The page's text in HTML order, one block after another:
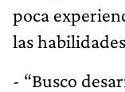
poca
las
- “Busco